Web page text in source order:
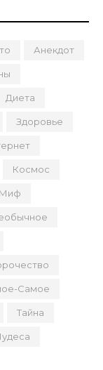
Анекдот
Диета
Здоровье
Космос
Миф
Самое
Тайна